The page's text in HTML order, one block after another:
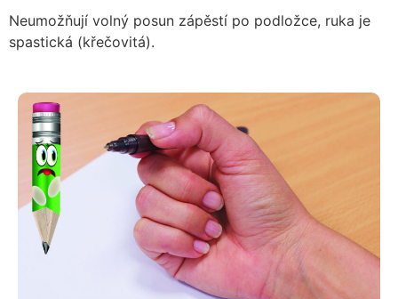
Neumožňují volný posun zápěstí po podložce, ruka je
spastická (křečovitá).